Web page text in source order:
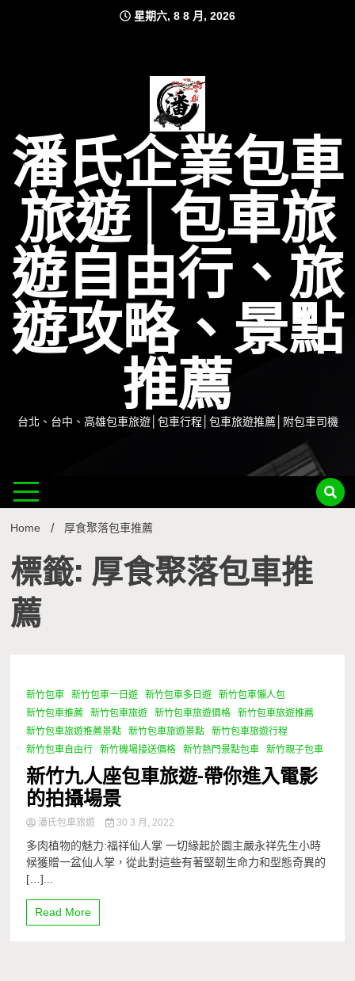
星期六, 8 8 月, 2026
潘氏企業包車
旅遊│包車旅
遊自由行、旅
遊攻略、景點
推薦
台北、台中、高雄包車旅遊│包車行程│包車旅遊推薦│附包車司機
Home 厚食聚落包車推薦
標籤: 厚食聚落包車推
薦
1 Minute
新竹包車 新竹包車一日遊 新竹包車多日遊
新竹包車懶人包
新竹包車推薦
新竹包車旅遊 新竹包車旅遊價格
新竹包車旅遊推薦
新竹包車旅遊推薦景點
新竹包車旅遊景點
新竹包車旅遊行程
新竹包車自由行
新竹機場接送價格 新竹熱門景點包車 新竹親子包車
新竹九人座包車旅遊-帶你進入電影
的拍攝場景
潘氏包車旅遊 30 3 月, 2022
多肉植物的魅力:福祥仙人掌 一切緣起於園主嚴永祥先生小時
候獲贈一盆仙人掌，從此對這些有著堅韌生命力和型態奇異的
[…]...
Read More